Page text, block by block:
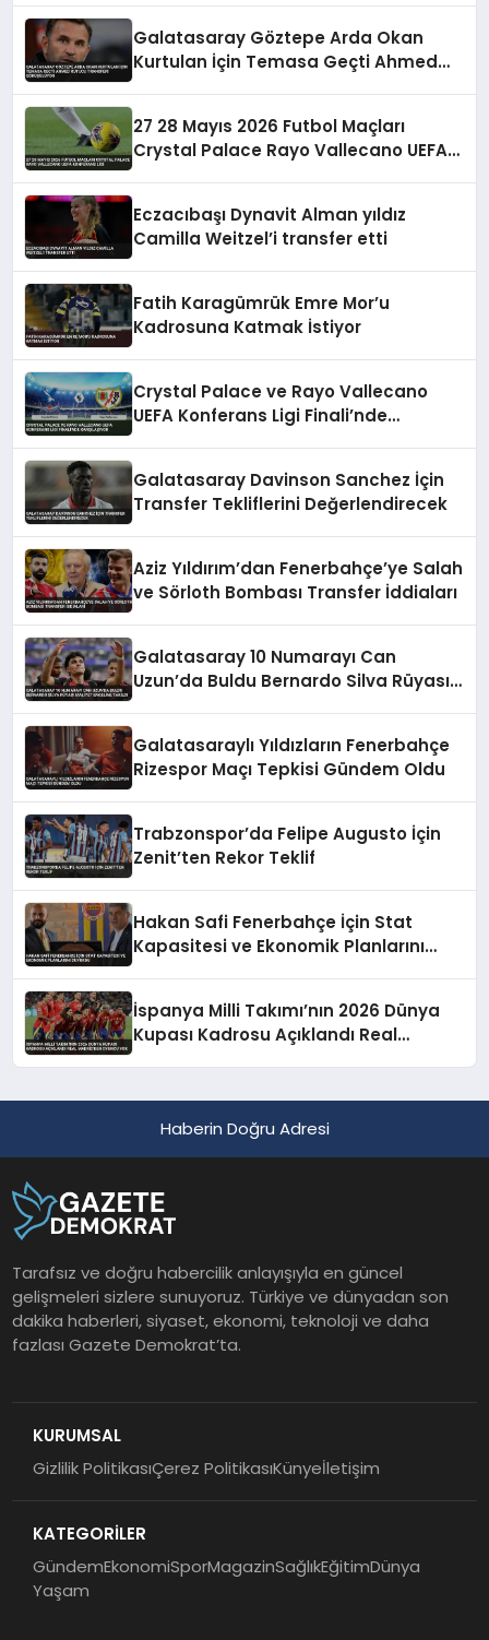
Galatasaray Göztepe Arda Okan
Kurtulan İçin Temasa Geçti Ahmed
27 28 Mayıs 2026 Futbol Maçları
Crystal Palace Rayo Vallecano UEFA
Eczacıbaşı Dynavit Alman yıldız
Camilla Weitzel’i transfer etti
Fatih Karagümrük Emre Mor’u
Kadrosuna Katmak İstiyor
Crystal Palace ve Rayo Vallecano
UEFA Konferans Ligi Finali’nde
Galatasaray Davinson Sanchez İçin
Transfer Tekliflerini Değerlendirecek
Aziz Yıldırım’dan Fenerbahçe’ye Salah
ve Sörloth Bombası Transfer İddiaları
Galatasaray 10 Numarayı Can
Uzun’da Buldu Bernardo Silva Rüyası
Galatasaraylı Yıldızların Fenerbahçe
Rizespor Maçı Tepkisi Gündem Oldu
Trabzonspor’da Felipe Augusto İçin
Zenit’ten Rekor Teklif
Hakan Safi Fenerbahçe İçin Stat
Kapasitesi ve Ekonomik Planlarını
İspanya Milli Takımı’nın 2026 Dünya
Kupası Kadrosu Açıklandı Real
Haberin Doğru Adresi
Tarafsız ve doğru habercilik anlayışıyla en güncel
gelişmeleri sizlere sunuyoruz. Türkiye ve dünyadan son
dakika haberleri, siyaset, ekonomi, teknoloji ve daha
fazlası Gazete Demokrat’ta.
KURUMSAL
Gizlilik PolitikasıÇerez PolitikasıKünyeİletişim
KATEGORİLER
GündemEkonomiSporMagazinSağlıkEğitimDünya
Yaşam